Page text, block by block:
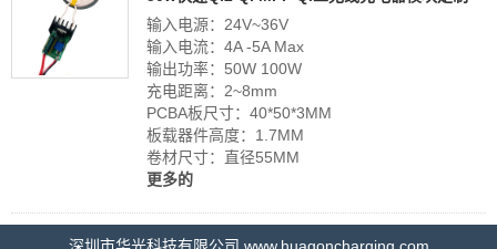
输入电源：24V~36V
输入电流：4A -5A Max
输出功率：50W 100W
充电距离：2~8mm
PCBA板尺寸：40*50*3MM
板载器件高度：1.7MM
卷材尺寸：直径55MM
更多的